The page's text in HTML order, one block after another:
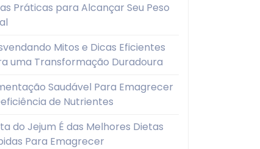
Práticas para Alcançar Seu Peso
Mitos e Dicas Eficientes
uma Transformação Duradoura
Saudável Para Emagrecer
de Nutrientes
do Jejum É das Melhores Dietas
Para Emagrecer